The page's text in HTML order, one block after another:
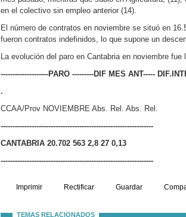
en el colectivo sin empleo anterior (14).
El número de contratos en noviembre se situó en
fueron contratos indefinidos, lo que supone un
La evolución del paro en Cantabria en noviembre fue
--------------------PARO ---------DIF MES ANT-----
.
CCAA/Prov NOVIEMBRE Abs. Rel. Abs. Rel.
----------------------------------------------------------------
CANTABRIA 20.702 563 2,8 27 0,13
----------------------------------------------------------------
Imprimir Rectificar Guardar
TEMAS RELACIONADOS